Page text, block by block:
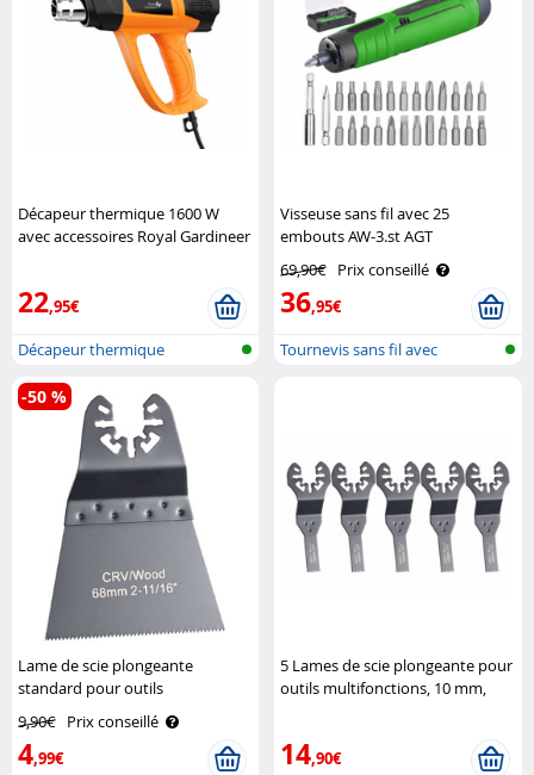
Décapeur thermique 1600 W
avec accessoires Royal Gardineer
22,95€
Décapeur thermique
Visseuse sans fil avec 25
embouts AW-3.st AGT
69,90€ Prix conseillé
36,95€
Tournevis sans fil avec
Lame de scie plongeante
standard pour outils
multifonctions, 68 mm, CRV,
serrage AGT Professional
9,90€ Prix conseillé
4,99€
-50 %
5 Lames de scie plongeante pour
outils multifonctions, 10 mm,
14,90€